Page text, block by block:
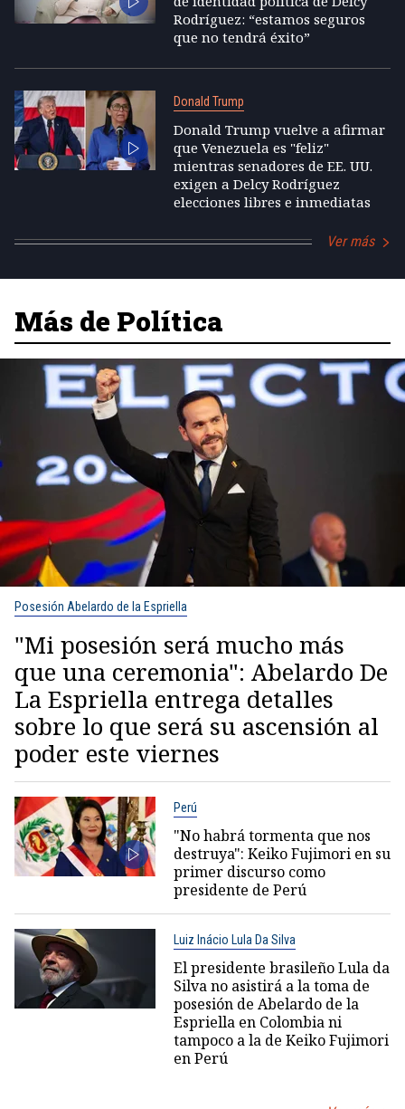
Rodríguez: “estamos seguros
que no tendrá éxito”
Donald Trump
Donald Trump vuelve a afirmar
que Venezuela es "feliz"
mientras senadores de EE. UU.
exigen a Delcy Rodríguez
elecciones libres e inmediatas
Ver más
Más de Política
Posesión Abelardo de la Espriella
"Mi posesión será mucho más
que una ceremonia": Abelardo De
La Espriella entrega detalles
sobre lo que será su ascensión al
poder este viernes
Perú
"No habrá tormenta que nos
destruya": Keiko Fujimori en su
primer discurso como
presidente de Perú
Luiz Inácio Lula Da Silva
El presidente brasileño Lula da
Silva no asistirá a la toma de
posesión de Abelardo de la
Espriella en Colombia ni
tampoco a la de Keiko Fujimori
en Perú